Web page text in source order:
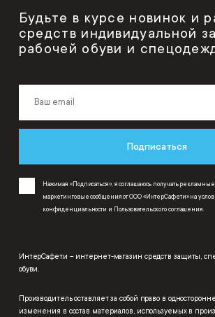
Будьте в курсе новинок и
средств индивидуальной
рабочей обуви и
Подписаться
Нажимая «Подписаться», я соглашаюсь получать
маркетинговые сообщения от ООО «ИнтерСафети» на
конфиденциальности и Пользовательского соглашения.
ИнтерСафети – интернет-магазин средств защиты,
обуви.
Производитель оставляет за собой право в
изменения в состав материалов, используемых в